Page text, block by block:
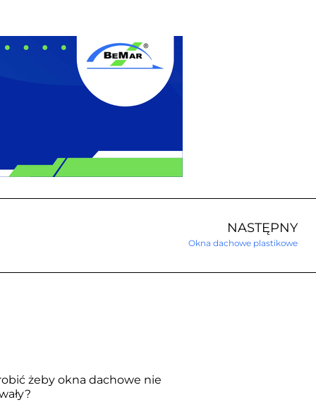
NASTĘPNY
Okna dachowe plastikowe
żeby okna dachowe nie